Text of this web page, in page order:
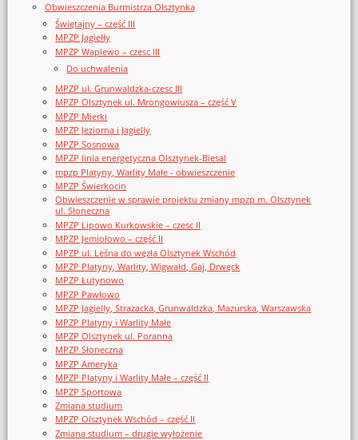
Obwieszczenia Burmistrza Olsztynka
Świętajny – część III
MPZP Jagiełły
MPZP Waplewo – czesc III
Do uchwalenia
MPZP ul. Grunwaldzka-czesc III
MPZP Olsztynek ul. Mrongowiusza – część V
MPZP Mierki
MPZP Jeziorna i Jagielly
MPZP Sosnowa
MPZP linia energetyczna Olsztynek-Biesal
mpzp Platyny, Warlity Małe - obwieszczenie
MPZP Świerkocin
Obwieszczenie w sprawie projektu zmiany mpzp m. Olsztynek
ul. Słoneczna
MPZP Lipowo Kurkowskie – czesc II
MPZP Jemiołowo – część II
MPZP ul. Leśna do węzła Olsztynek Wschód
MPZP Platyny, Warlity, Wigwałd, Gaj, Drwęck
MPZP Łutynowo
MPZP Pawłowo
MPZP Jagielly, Strazacka, Grunwaldzka, Mazurska, Warszawska
MPZP Platyny i Warlity Małe
MPZP Olsztynek ul. Poranna
MPZP Słoneczna
MPZP Ameryka
MPZP Platyny i Warlity Małe – część II
MPZP Sportowa
Zmiana studium
MPZP Olsztynek Wschód – część II
Zmiana studium – drugie wyłożenie